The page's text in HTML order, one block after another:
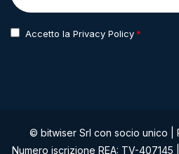
Accetto la Privacy Policy
© bitwiser Srl con socio unico |
Numero iscrizione REA: TV-